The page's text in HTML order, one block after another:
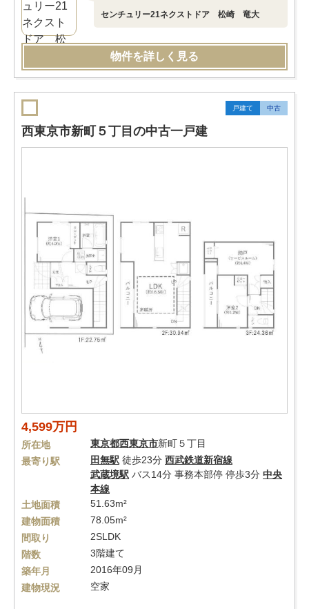
センチュリー21ネクストドア 松崎 竜大
物件を詳しく見る
戸建て 中古
西東京市新町５丁目の中古一戸建
4,599万円
所在地 東京都西東京市新町５丁目
最寄り駅
田無駅 徒歩23分 西武鉄道新宿線
武蔵境駅 バス14分 事務本部停 停歩3分 中央
本線
土地面積
51.63m²
建物面積
78.05m²
間取り
2SLDK
階数
3階建て
築年月
2016年09月
建物現況
空家